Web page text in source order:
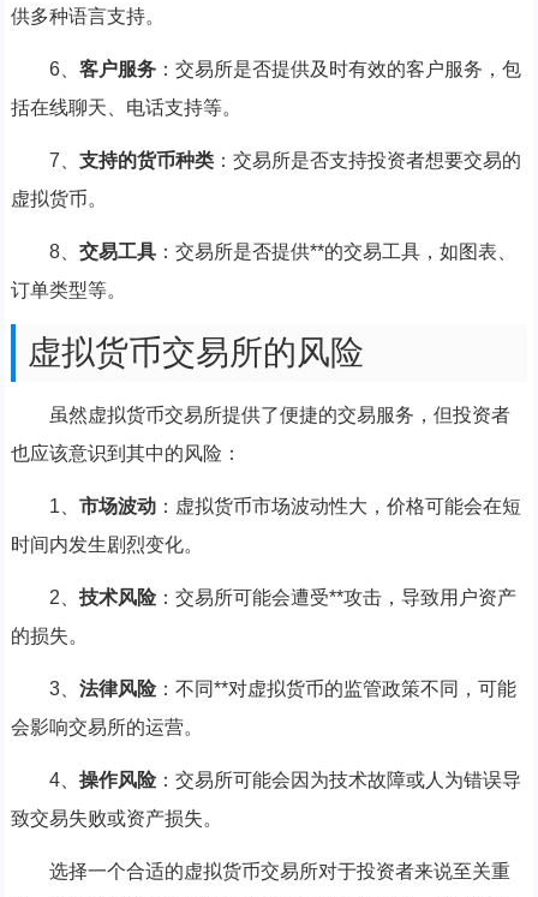
供多种语言支持。
6、 客户服务：交易所是否提供及时有效的客户服务，包
括在线聊天、电话支持等。
7、 支持的货币种类：交易所是否支持投资者想要交易的
虚拟货币。
8、 交易工具：交易所是否提供**的交易工具，如图表、
订单类型等。
虚拟货币交易所的风险
虽然虚拟货币交易所提供了便捷的交易服务，但投资者
也应该意识到其中的风险：
1、 市场波动：虚拟货币市场波动性大，价格可能会在短
时间内发生剧烈变化。
2、 技术风险：交易所可能会遭受**攻击，导致用户资产
的损失。
3、 法律风险：不同**对虚拟货币的监管政策不同，可能
会影响交易所的运营。
4、 操作风险：交易所可能会因为技术故障或人为错误导
致交易失败或资产损失。
选择一个合适的虚拟货币交易所对于投资者来说至关重